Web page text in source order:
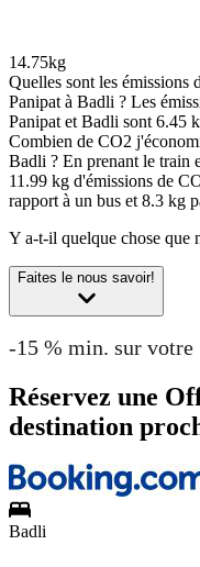
14.75kg
Quelles sont les émissions
Panipat à Badli ? Les
Panipat et Badli sont 6.45
Combien de CO2
Badli ? En prenant le train
11.99 kg d'émissions de
rapport à un bus et 8.3 kg
Y a-t-il quelque chose que
Faites le nous savoir!
-15 % min. sur votre
Réservez une
destination
Badli